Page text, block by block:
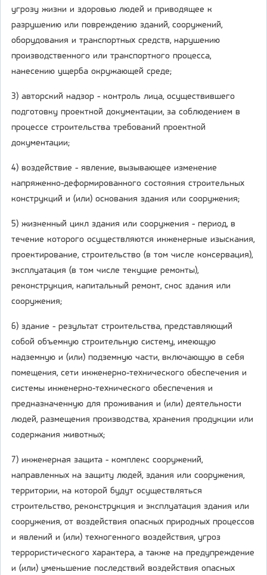
угрозу жизни и здоровью людей и приводящее к
разрушению или повреждению зданий, сооружений,
оборудования и транспортных средств, нарушению
производственного или транспортного процесса,
нанесению ущерба окружающей среде;
3) авторский надзор - контроль лица, осуществившего
подготовку проектной документации, за соблюдением в
процессе строительства требований проектной
документации;
4) воздействие - явление, вызывающее изменение
напряженно-деформированного состояния строительных
конструкций и (или) основания здания или сооружения;
5) жизненный цикл здания или сооружения - период, в
течение которого осуществляются инженерные изыскания,
проектирование, строительство (в том числе консервация),
эксплуатация (в том числе текущие ремонты),
реконструкция, капитальный ремонт, снос здания или
сооружения;
6) здание - результат строительства, представляющий
собой объемную строительную систему, имеющую
надземную и (или) подземную части, включающую в себя
помещения, сети инженерно-технического обеспечения и
системы инженерно-технического обеспечения и
предназначенную для проживания и (или) деятельности
людей, размещения производства, хранения продукции или
содержания животных;
7) инженерная защита - комплекс сооружений,
направленных на защиту людей, здания или сооружения,
территории, на которой будут осуществляться
строительство, реконструкция и эксплуатация здания или
сооружения, от воздействия опасных природных процессов
и явлений и (или) техногенного воздействия, угроз
террористического характера, а также на предупреждение
и (или) уменьшение последствий воздействия опасных